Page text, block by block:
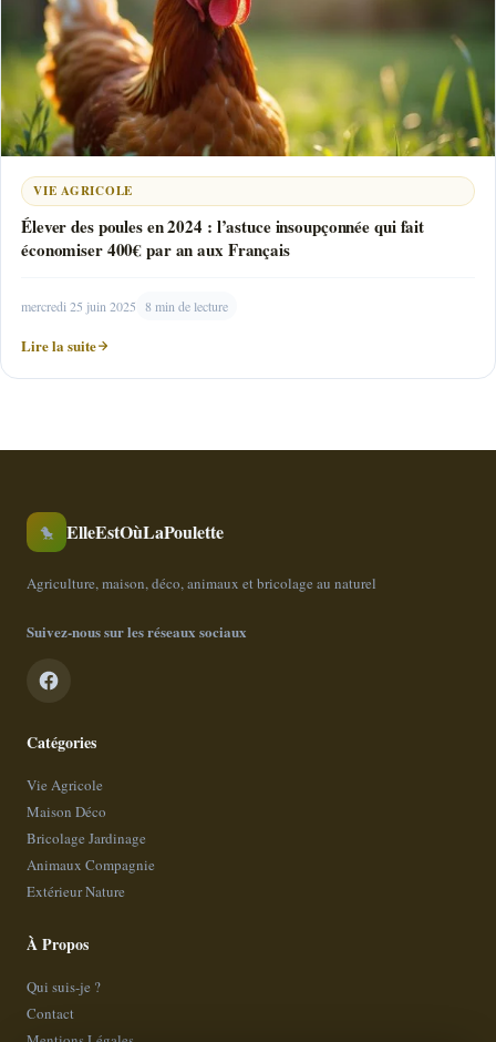
VIE AGRICOLE
Élever des poules en 2024 : l’astuce insoupçonnée qui fait
économiser 400€ par an aux Français
mercredi 25 juin 2025 8 min de lecture
Lire la suite
🐤 ElleEstOùLaPoulette
Agriculture, maison, déco, animaux et bricolage au naturel
Suivez-nous sur les réseaux sociaux
Catégories
Vie Agricole
Maison Déco
Bricolage Jardinage
Animaux Compagnie
Extérieur Nature
À Propos
Qui suis-je ?
Contact